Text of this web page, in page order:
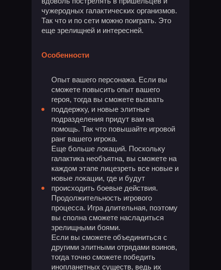
чужеродных галактических организмов.
Так что и по сети можно поиграть. Это
еще зрелищней и интересней.
Особенности
Опыт вашего персонажа. Если вы
сможете повысить опыт вашего
героя, тогда вы сможете вызвать
поддержку, и новые элитные
подразделения придут вам на
помощь. Так что повышайте игровой
ранг вашего игрока.
Еще больше локаций. Поскольку
галактика необъятна, вы сможете на
каждом этапе лицезреть все новые и
новые локации, где и будут
происходить боевые действия.
Продолжительность игрового
процесса. Игра длительная, поэтому
вы сполна сможете насладиться
зрелищными боями.
Если вы сможете объединиться с
другими элитными отрядами воинов,
тогда точно сможете победить
инопланетных существ, ведь их